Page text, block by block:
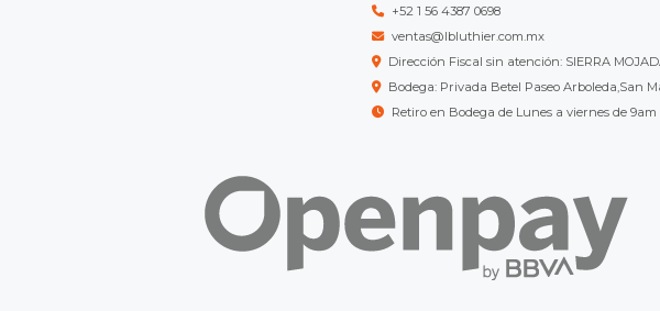
+52 1 56 4387 0698
ventas@lbluthier.com.mx
Dirección Fiscal sin atención: SIERRA
Bodega: Privada Betel Paseo Arboleda,San
Retiro en Bodega de Lunes a viernes de 9am